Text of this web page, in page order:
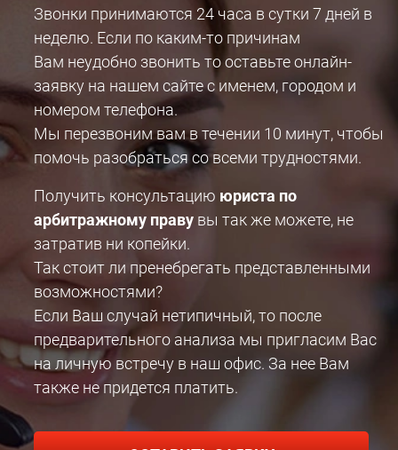
Звонки принимаются 24 часа в сутки 7 дней в
неделю. Если по каким-то причинам
Вам неудобно звонить то оставьте онлайн-
заявку на нашем сайте с именем, городом и
номером телефона.
Мы перезвоним вам в течении 10 минут, чтобы
помочь разобраться со всеми трудностями.
Получить консультацию юриста по
арбитражному праву вы так же можете, не
затратив ни копейки.
Так стоит ли пренебрегать представленными
возможностями?
Если Ваш случай нетипичный, то после
предварительного анализа мы пригласим Вас
на личную встречу в наш офис. За нее Вам
также не придется платить.